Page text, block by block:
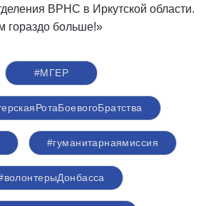
ВРНС в Иркутской области.
гораздо больше!»
#‎МГЕР‬
#гуманитарнаямиссия